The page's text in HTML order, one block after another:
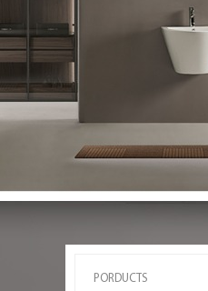
PORDUCTS